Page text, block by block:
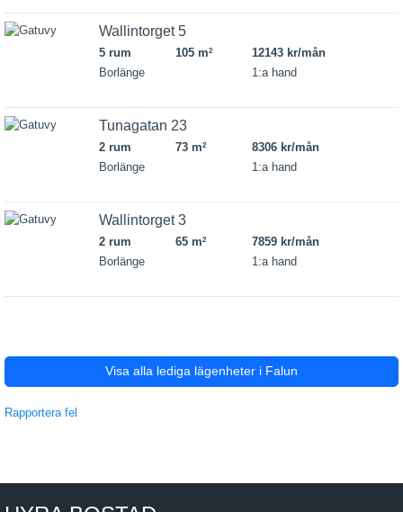
Wallintorget 5
5 rum 105 m2
12143 kr/mån
Borlänge
1:a hand
Tunagatan 23
2 rum 73 m2
8306 kr/mån
Borlänge
1:a hand
Wallintorget 3
2 rum 65 m2
7859 kr/mån
Borlänge
1:a hand
Visa alla lediga lägenheter i Falun
Rapportera fel